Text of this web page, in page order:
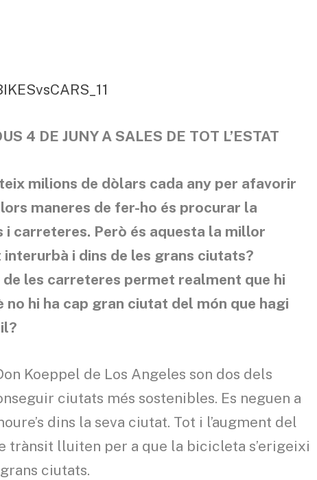
4 DE JUNY A SALES DE TOT L’ESTAT
milions de dòlars cada any per afavorir
maneres de fer-ho és procurar la
carreteres. Però és aquesta la millor
i dins de les grans ciutats?
les carreteres permet realment que hi
no hi ha cap gran ciutat del món que hagi
Koeppel de Los Angeles son dos dels
ciutats més sostenibles. Es neguen a
dins la seva ciutat. Tot i l’augment del
trànsit lluiten per a que la bicicleta s’erigeixi
ciutats.